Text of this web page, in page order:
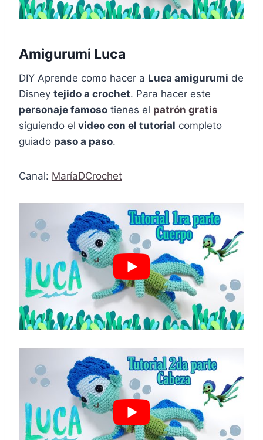
Amigurumi Luca
DIY Aprende como hacer a Luca amigurumi de
Disney tejido a crochet. Para hacer este
personaje famoso tienes el patrón gratis
siguiendo el video con el tutorial completo
guiado paso a paso.
Canal: MaríaDCrochet